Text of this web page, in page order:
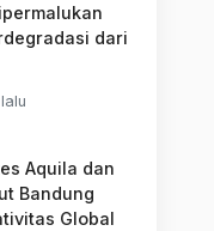
dari
Aquila dan
Bandung
Global